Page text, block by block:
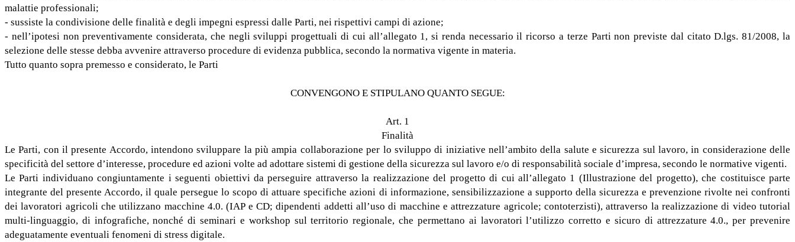
malattie professionali;
- sussiste la condivisione delle finalità e degli impegni espressi dalle Parti, nei rispettivi campi di azione;
- nell’ipotesi non preventivamente considerata, che negli sviluppi progettuali di cui all’allegato 1, si renda necessario il ricorso a terze Parti non previste dal citato D.lgs. 81/2008, la
selezione delle stesse debba avvenire attraverso procedure di evidenza pubblica, secondo la normativa vigente in materia.
Tutto quanto sopra premesso e considerato, le Parti
CONVENGONO E STIPULANO QUANTO SEGUE:
Art. 1
Finalità
Le Parti, con il presente Accordo, intendono sviluppare la più ampia collaborazione per lo sviluppo di iniziative nell’ambito della salute e sicurezza sul lavoro, in considerazione delle
specificità del settore d’interesse, procedure ed azioni volte ad adottare sistemi di gestione della sicurezza sul lavoro e/o di responsabilità sociale d’impresa, secondo le normative vigenti.
Le Parti individuano congiuntamente i seguenti obiettivi da perseguire attraverso la realizzazione del progetto di cui all’allegato 1 (Illustrazione del progetto), che costituisce parte
integrante del presente Accordo, il quale persegue lo scopo di attuare specifiche azioni di informazione, sensibilizzazione a supporto della sicurezza e prevenzione rivolte nei confronti
dei lavoratori agricoli che utilizzano macchine 4.0. (IAP e CD; dipendenti addetti all’uso di macchine e attrezzature agricole; contoterzisti), attraverso la realizzazione di video tutorial
multi-linguaggio, di infografiche, nonché di seminari e workshop sul territorio regionale, che permettano ai lavoratori l’utilizzo corretto e sicuro di attrezzature 4.0., per prevenire
adeguatamente eventuali fenomeni di stress digitale.